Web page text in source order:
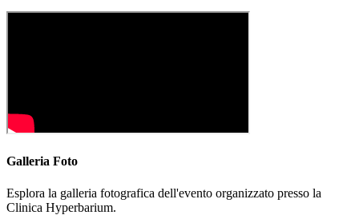
Galleria Foto
Esplora la galleria fotografica dell'evento organizzato presso la
Clinica Hyperbarium.